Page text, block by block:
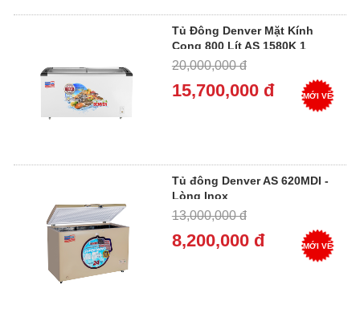
Tủ Đông Denver Mặt Kính
Cong 800 Lít AS 1580K 1
Ngăn Đông
20,000,000 đ
15,700,000 đ MỚI VỀ
Tủ đông Denver AS 620MDI -
Lòng Inox
13,000,000 đ
8,200,000 đ MỚI VỀ